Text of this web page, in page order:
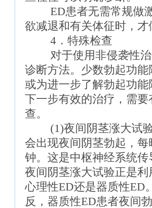
ED患者无需常规做激
欲减退和有关体征时，
4．特殊检查
对于使用非侵袭性治
诊断方法。少数勃起功
或为进一步了解勃起功
下一步有效的治疗，需
查。
(1)夜间阴茎涨大试验
会出现夜间阴茎勃起，
钟。这是中枢神经系统
夜间阴茎涨大试验正是
心理性ED还是器质性ED
反，器质性ED患者夜间